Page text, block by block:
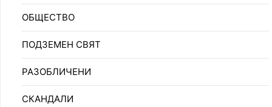
ОБЩЕСТВО
ПОДЗЕМЕН СВЯТ
РАЗОБЛИЧЕНИ
СКАНДАЛИ